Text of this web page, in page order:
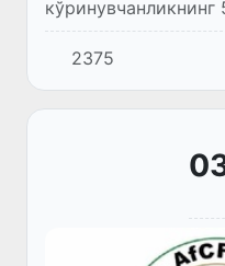
кўринувчанликнинг
чекланганида
даражадан паст
2375